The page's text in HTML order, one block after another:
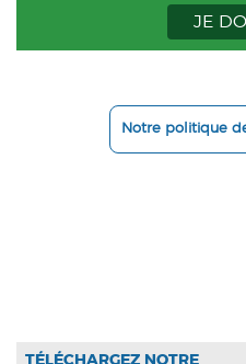
JE
Notre politique
TÉLÉCHARGEZ NOTRE